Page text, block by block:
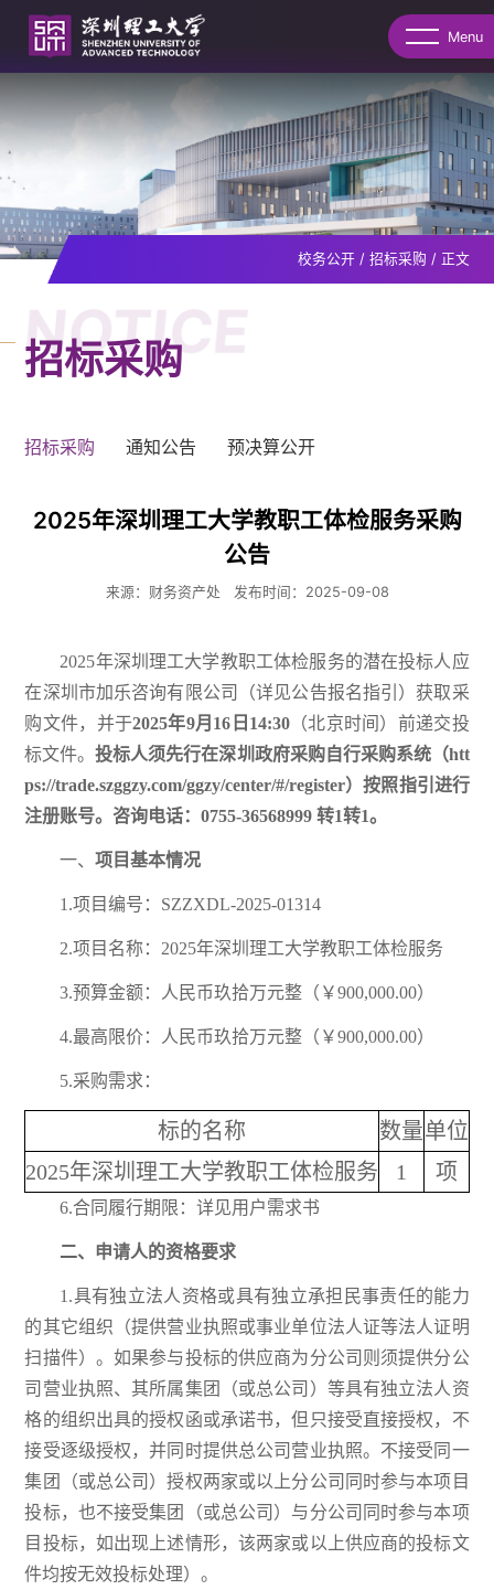
Menu
校务公开/ 招标采购 / 正文
NOTICE
招标采购
招标采购 通知公告 预决算公开
2025年深圳理工大学教职工体检服务采购
公告
来源：财务资产处 发布时间：2025-09-08
2025年深圳理工大学教职工体检服务的潜在投标人应
在深圳市加乐咨询有限公司（详见公告报名指引）获取采
购文件，并于2025年9月 16 日 14:30（北京时间）前递交投
标文件。投标人须先行在深圳政府采购自行采购系统（htt
ps://trade.szggzy.com/ggzy/center/#/register）按照指引进行
注册账号。咨询电话：0755-36568999 转1转1。
一、项目基本情况
1.项目编号：SZZXDL-2025-01314
2.项目名称：2025年深圳理工大学教职工体检服务
3.预算金额：人民币玖拾万元整（￥900,000.00）
4.最高限价：人民币玖拾万元整（￥900,000.00）
5.采购需求：
标的名称 数量单位
2025年深圳理工大学教职工体检服务
1 项
6.合同履行期限：详见用户需求书
二、申请人的资格要求
1.具有独立法人资格或具有独立承担民事责任的能力
的其它组织（提供营业执照或事业单位法人证等法人证明
扫描件）。如果参与投标的供应商为分公司则须提供分公
司营业执照、其所属集团（或总公司）等具有独立法人资
格的组织出具的授权函或承诺书，但只接受直接授权，不
接受逐级授权，并同时提供总公司营业执照。不接受同一
集团（或总公司）授权两家或以上分公司同时参与本项目
投标，也不接受集团（或总公司）与分公司同时参与本项
目投标，如出现上述情形，该两家或以上供应商的投标文
件均按无效投标处理）。